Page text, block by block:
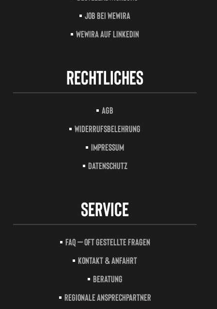
Job bei Wewira
Wewira auf LinkedIn
Rechtliches
AGB
Widerrufsbelehrung
Impressum
Datenschutz
Service
FAQ – Oft gestellte Fragen
Kontakt & Anfahrt
Beratung
Regionale Ansprechpartner